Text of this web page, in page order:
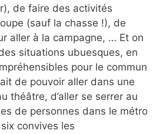
de faire des activités
(sauf la chasse !), de
aller à la campagne, … Et on
situations ubuesques, en
pour le commun
de pouvoir aller dans une
théâtre, d’aller se serrer au
de personnes dans le métro
convives les